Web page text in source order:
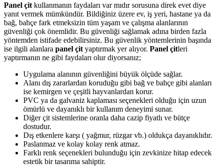
Panel çit kullanmanın faydaları var mıdır sorusuna direk evet diye
yanıt vermek mümkündür. Bildiğiniz üzere ev, iş yeri, hastane ya da
bağ, bahçe fark etmeksizin tüm yaşam ve çalışma alanlarının
güvenliği çok önemlidir. Bu güvenliği sağlamak adına birden fazla
yöntemden istifade edebilirsiniz. Bu güvenlik yöntemlerinin başında
ise ilgili alanlara panel çit yaptırmak yer alıyor. Panel çitleri
yaptırmanın ne gibi faydaları olur diyorsanız;
Uygulama alanının güvenliğini büyük ölçüde sağlar.
Alanı dış zararlardan koruduğu gibi bağ ve bahçe gibi alanları
ise kemirgen ve çeşitli hayvanlardan korur.
PVC ya da galvaniz kaplaması seçenekleri olduğu için uzun
ömürlü ve dayanıklı bir kullanım deneyimi sunar.
Diğer çit sistemlerine oranla daha cazip fiyatlı ve bütçe
dostudur.
Dış etkenlere karşı ( yağmur, rüzgar vb.) oldukça dayanıklıdır.
Paslanmaz ve kolay kolay renk atmaz.
Farklı renk seçenekleri bulunduğu için zevkinize hitap edecek
estetik bir tasarıma sahiptir.